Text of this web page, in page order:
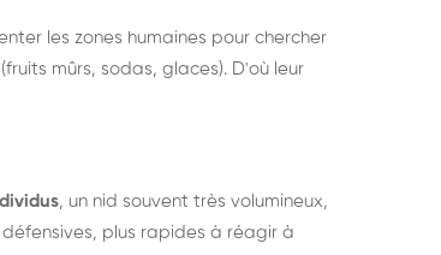
les zones humaines pour chercher
mûrs, sodas, glaces). D'où leur
, un nid souvent très volumineux,
plus rapides à réagir à